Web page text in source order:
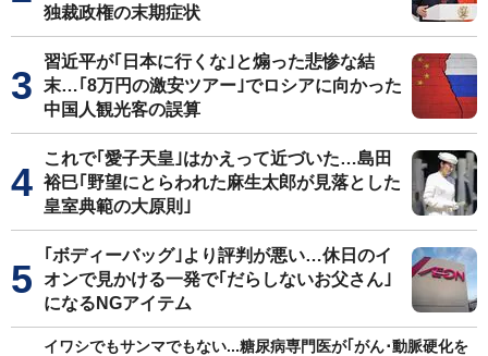
独裁政権の末期症状
習近平が｢日本に行くな｣と煽った悲惨な結
末…｢8万円の激安ツアー｣でロシアに向かった
中国人観光客の誤算
これで｢愛子天皇｣はかえって近づいた…島田
裕巳｢野望にとらわれた麻生太郎が見落とした
皇室典範の大原則｣
｢ボディーバッグ｣より評判が悪い…休日のイ
オンで見かける一発で｢だらしないお父さん｣
になるNGアイテム
イワシでもサンマでもない...糖尿病専門医が｢がん･動脈硬化を